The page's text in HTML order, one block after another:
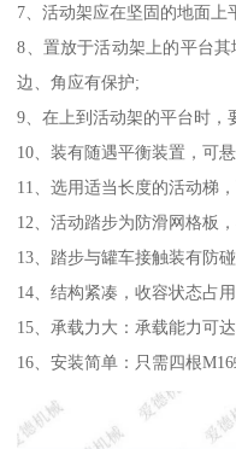
7、活动架应在坚固的地面上
8、置放于活动架上的平台
边、角应有保护;
9、在上到活动架的平台时，
10、装有随遇平衡装置，可
11、选用适当长度的活动梯
12、活动踏步为防滑网格板
13、踏步与罐车接触装有防
14、结构紧凑，收容状态占用
15、承载力大：承载能力可达
16、安装简单：只需四根M16